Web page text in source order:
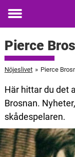
Toggle
Pierce
Nöjeslivet » Pierce
Här hittar du det
Brosnan.
skådespelaren.